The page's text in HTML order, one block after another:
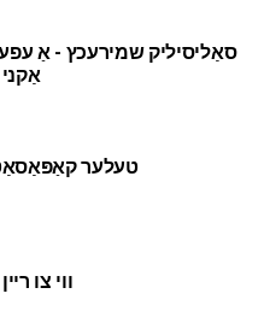
סאַליסיליק שמירעכץ - אַ
טעלער
ווי צו